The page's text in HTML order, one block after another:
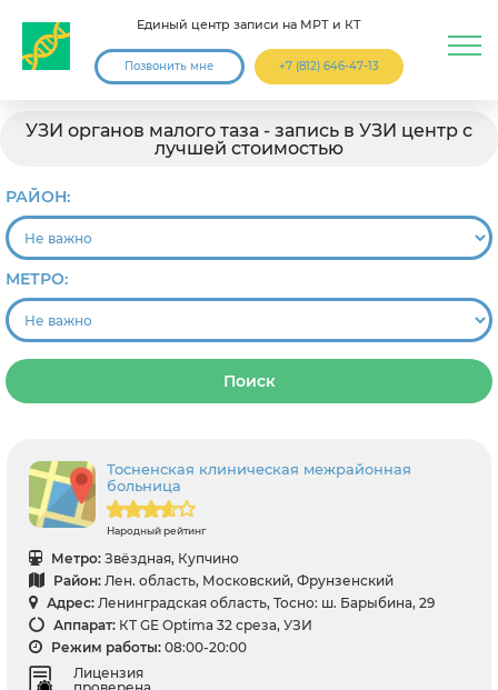
Единый центр записи на МРТ и КТ
Позвонить мне +7 (812) 646-47-13
УЗИ органов малого таза - запись в УЗИ центр с
лучшей стоимостью
РАЙОН:
МЕТРО:
Поиск
Тосненская клиническая межрайонная
больница
Народный рейтинг
Метро: Звёздная, Купчино
Район: Лен. область, Московский, Фрунзенский
Адрес: Ленинградская область, Тосно: ш. Барыбина, 29
Аппарат: КТ GE Optima 32 среза, УЗИ
Режим работы: 08:00-20:00
Лицензия